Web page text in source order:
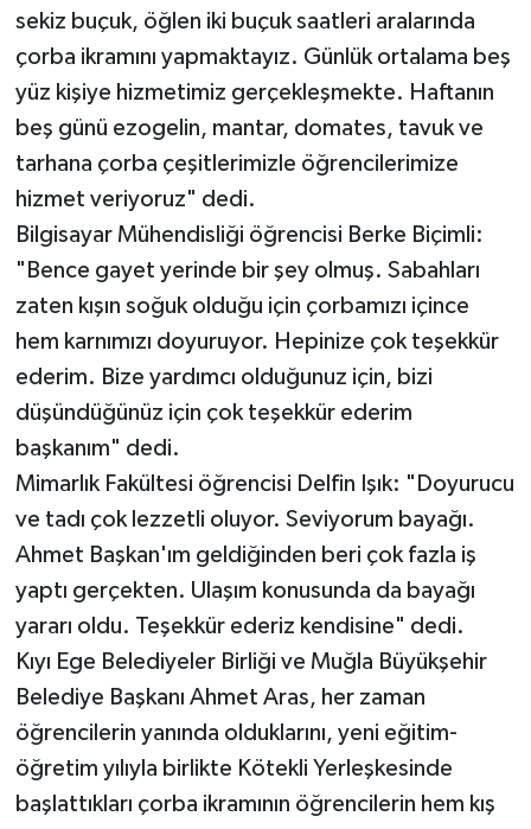
sekiz buçuk, öğlen iki buçuk saatleri aralarında
çorba ikramını yapmaktayız. Günlük ortalama beş
yüz kişiye hizmetimiz gerçekleşmekte. Haftanın
beş günü ezogelin, mantar, domates, tavuk ve
tarhana çorba çeşitlerimizle öğrencilerimize
hizmet veriyoruz" dedi.
Bilgisayar Mühendisliği öğrencisi Berke Biçimli:
"Bence gayet yerinde bir şey olmuş. Sabahları
zaten kışın soğuk olduğu için çorbamızı içince
hem karnımızı doyuruyor. Hepinize çok teşekkür
ederim. Bize yardımcı olduğunuz için, bizi
düşündüğünüz için çok teşekkür ederim
başkanım" dedi.
Mimarlık Fakültesi öğrencisi Delfin Işık: "Doyurucu
ve tadı çok lezzetli oluyor. Seviyorum bayağı.
Ahmet Başkan'ım geldiğinden beri çok fazla iş
yaptı gerçekten. Ulaşım konusunda da bayağı
yararı oldu. Teşekkür ederiz kendisine" dedi.
Kıyı Ege Belediyeler Birliği ve Muğla Büyükşehir
Belediye Başkanı Ahmet Aras, her zaman
öğrencilerin yanında olduklarını, yeni eğitim-
öğretim yılıyla birlikte Kötekli Yerleşkesinde
başlattıkları çorba ikramının öğrencilerin hem kış